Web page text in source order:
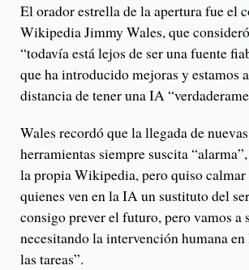
El orador estrella de la apertura fue el
Wikipedia Jimmy Wales, que
“todavía está lejos de ser una fuente
que ha introducido mejoras y estamos
distancia de tener una IA
Wales recordó que la llegada de
herramientas siempre suscita
la propia Wikipedia, pero quiso calmar
quienes ven en la IA un sustituto del
consigo prever el futuro, pero vamos a
necesitando la intervención humana
las tareas”.